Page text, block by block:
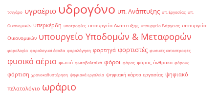
τσιγάρο υγραέριο υδρογόνο υπ. Ανάπτυξης υπ. Εργασίας υπ.
Οικονομικών υπερκέρδη υποτροφίες υπουργείο Ανάπτυξης υπουργείο Ενέργειας υπουργείο
Οικονομικών υπουργείο Υποδομών & Μεταφορών
φορολογία φορολογικά έσοδα φορολόγηση φορτηγά φορτιστές φυσικές καταστροφές
φυσικό αέριο φωτιά φωτοβολταϊκά φόροι φόρος φόρος άνθρακα φόρους
φόρτιση χρονοκαθυστέρηση ψηφιακά εργαλεία ψηφιακή κάρτα εργασίας ψηφιακό
πελατολόγιο ωράριο